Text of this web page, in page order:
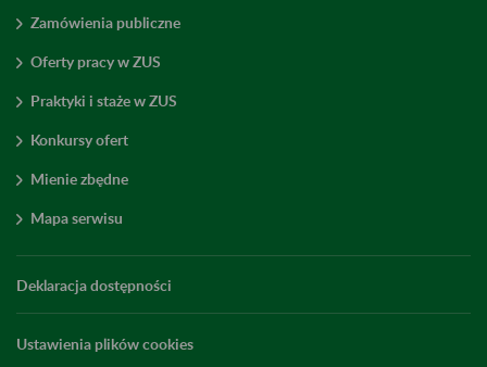
Zamówienia publiczne
Oferty pracy w ZUS
Praktyki i staże w ZUS
Konkursy ofert
Mienie zbędne
Mapa serwisu
Deklaracja dostępności
Ustawienia plików cookies